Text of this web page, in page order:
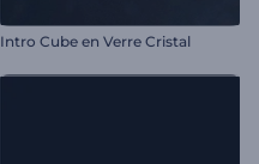
Intro Cube en Verre Cristal